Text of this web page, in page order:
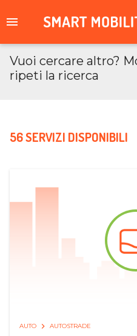
Vuoi cercare altro?
ripeti la ricerca
56 SERVIZI DISPONIBILI
AUTO AUTOSTRADE